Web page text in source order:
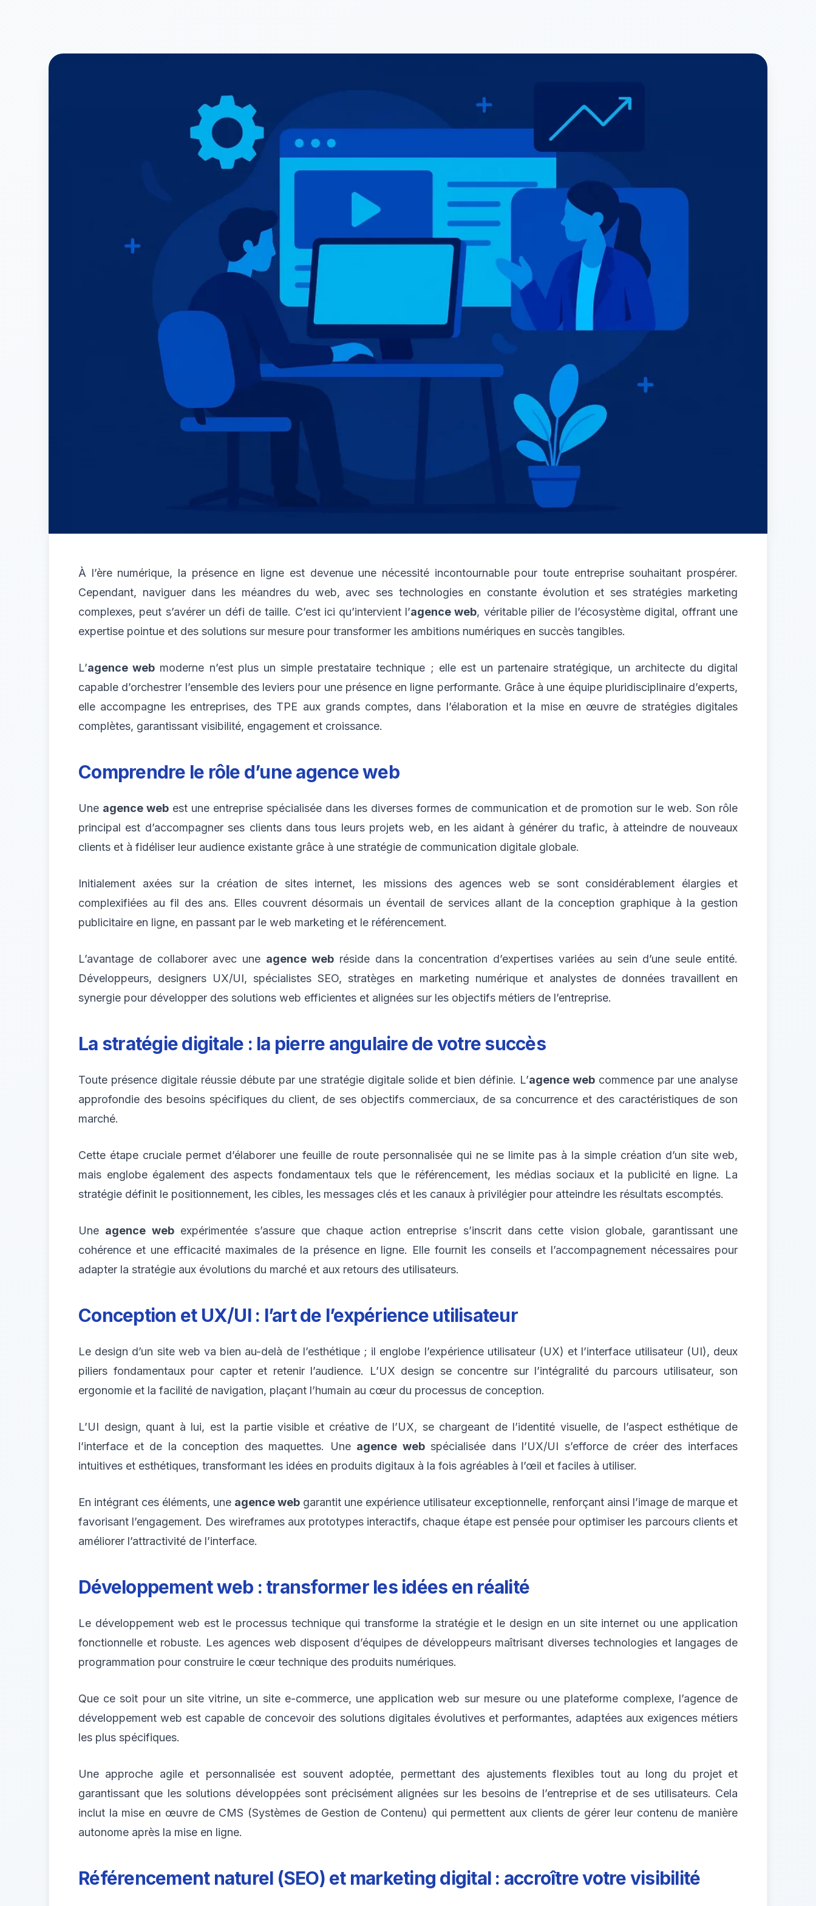
À l’ère numérique, la présence en ligne est devenue une nécessité incontournable pour toute entreprise souhaitant prospérer.
Cependant, naviguer dans les méandres du web, avec ses technologies en constante évolution et ses stratégies marketing
complexes, peut s’avérer un défi de taille. C’est ici qu’intervient l’agence web, véritable pilier de l’écosystème digital, offrant une
expertise pointue et des solutions sur mesure pour transformer les ambitions numériques en succès tangibles.
L’agence web moderne n’est plus un simple prestataire technique ; elle est un partenaire stratégique, un architecte du digital
capable d’orchestrer l’ensemble des leviers pour une présence en ligne performante. Grâce à une équipe pluridisciplinaire d’experts,
elle accompagne les entreprises, des TPE aux grands comptes, dans l’élaboration et la mise en œuvre de stratégies digitales
complètes, garantissant visibilité, engagement et croissance.
Comprendre le rôle d’uneagence web
Une agence web est une entreprise spécialisée dans les diverses formes de communication et de promotion sur le web. Son rôle
principal est d’accompagner ses clients dans tous leurs projets web, en les aidant à générer du trafic, à atteindre de nouveaux
clients et à fidéliser leur audience existante grâce à une stratégie de communication digitale globale.
Initialement axées sur la création de sites internet, les missions des agences web se sont considérablement élargies et
complexifiées au fil des ans. Elles couvrent désormais un éventail de services allant de la conception graphique à la gestion
publicitaire en ligne, en passant par le web marketing et le référencement.
L’avantage de collaborer avec une agence webréside dans la concentration d’expertises variées au sein d’une seule entité.
Développeurs, designers UX/UI, spécialistes SEO, stratèges en marketing numérique et analystes de données travaillent en
synergie pour développer des solutions web efficientes et alignées sur les objectifs métiers de l’entreprise.
La stratégie digitale : la pierre angulaire de votre succès
Toute présence digitale réussie débute par une stratégie digitale solide et bien définie. L’agence web commence par une analyse
approfondie des besoins spécifiques du client, de ses objectifs commerciaux, de sa concurrence et des caractéristiques de son
marché.
Cette étape cruciale permet d’élaborer une feuille de route personnalisée qui ne se limite pas à la simple création d’un site web,
mais englobe également des aspects fondamentaux tels que le référencement, les médias sociaux et la publicité en ligne. La
stratégie définit le positionnement, les cibles, les messages clés et les canaux à privilégier pour atteindre les résultats escomptés.
Une agence webexpérimentée s’assure que chaque action entreprise s’inscrit dans cette vision globale, garantissant une
cohérence et une efficacité maximales de la présence en ligne. Elle fournit les conseils et l’accompagnement nécessaires pour
adapter la stratégie aux évolutions du marché et aux retours des utilisateurs.
Conception et UX/UI : l’art de l’expérience utilisateur
Le design d’un site web va bien au-delà de l’esthétique ; il englobe l’expérience utilisateur (UX) et l’interface utilisateur (UI), deux
piliers fondamentaux pour capter et retenir l’audience. L’UX design se concentre sur l’intégralité du parcours utilisateur, son
ergonomie et la facilité de navigation, plaçant l’humain au cœur du processus de conception.
L’UI design, quant à lui, est la partie visible et créative de l’UX, se chargeant de l’identité visuelle, de l’aspect esthétique de
l’interface et de la conception des maquettes. Une agence webspécialisée dans l’UX/UI s’efforce de créer des interfaces
intuitives et esthétiques, transformant les idées en produits digitaux à la fois agréables à l’œil et faciles à utiliser.
En intégrant ces éléments, une agence web garantit une expérience utilisateur exceptionnelle, renforçant ainsi l’image de marque et
favorisant l’engagement. Des wireframes aux prototypes interactifs, chaque étape est pensée pour optimiser les parcours clients et
améliorer l’attractivité de l’interface.
Développement web : transformer les idées en réalité
Le développement web est le processus technique qui transforme la stratégie et le design en un site internet ou une application
fonctionnelle et robuste. Les agences web disposent d’équipes de développeurs maîtrisant diverses technologies et langages de
programmation pour construire le cœur technique des produits numériques.
Que ce soit pour un site vitrine, un site e-commerce, une application web sur mesure ou une plateforme complexe, l’agence de
développement web est capable de concevoir des solutions digitales évolutives et performantes, adaptées aux exigences métiers
les plus spécifiques.
Une approche agile et personnalisée est souvent adoptée, permettant des ajustements flexibles tout au long du projet et
garantissant que les solutions développées sont précisément alignées sur les besoins de l’entreprise et de ses utilisateurs. Cela
inclut la mise en œuvre de CMS (Systèmes de Gestion de Contenu) qui permettent aux clients de gérer leur contenu de manière
autonome après la mise en ligne.
Référencement naturel (SEO) et marketing digital : accroître votre visibilité